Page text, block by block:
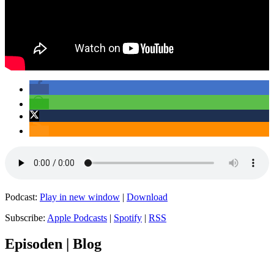
Podcast: Play in new window | Download
Subscribe: Apple Podcasts | Spotify | RSS
Episoden | Blog